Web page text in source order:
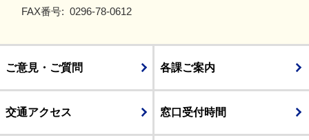
FAX番号: 0296-78-0612
ご意見・ご質問 各課ご案内
交通アクセス 窓口受付時間